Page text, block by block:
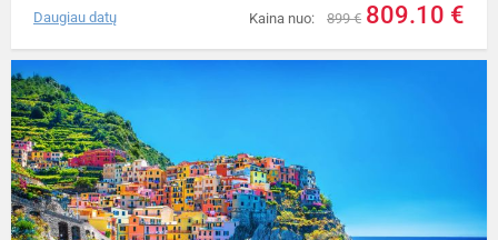
Kaina nuo: 899 € 809.10 €
Daugiau datų